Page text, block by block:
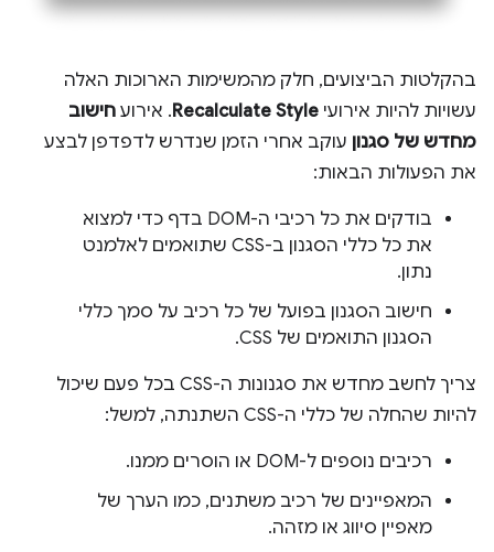
בהקלטות הביצועים, חלק מהמשימות הארוכות האלה
עשויות להיות אירועי Recalculate Style. אירוע חישוב
מחדש של סגנון עוקב אחרי הזמן שנדרש לדפדפן לבצע
את הפעולות הבאות:
בודקים את כל רכיבי ה-DOM בדף כדי למצוא
את כל כללי הסגנון ב-CSS שתואמים לאלמנט
נתון.
חישוב הסגנון בפועל של כל רכיב על סמך כללי
הסגנון התואמים של CSS.
צריך לחשב מחדש את סגנונות ה-CSS בכל פעם שיכול
להיות שהחלה של כללי ה-CSS השתנתה, למשל:
רכיבים נוספים ל-DOM או הוסרים ממנו.
המאפיינים של רכיב משתנים, כמו הערך של
מאפיין סיווג או מזהה.